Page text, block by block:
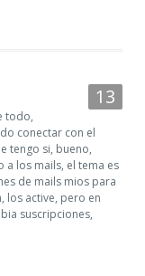
todo,
conectar con el
tengo si, bueno,
a los mails, el tema es
de mails mios para
los active, pero en
suscripciones,